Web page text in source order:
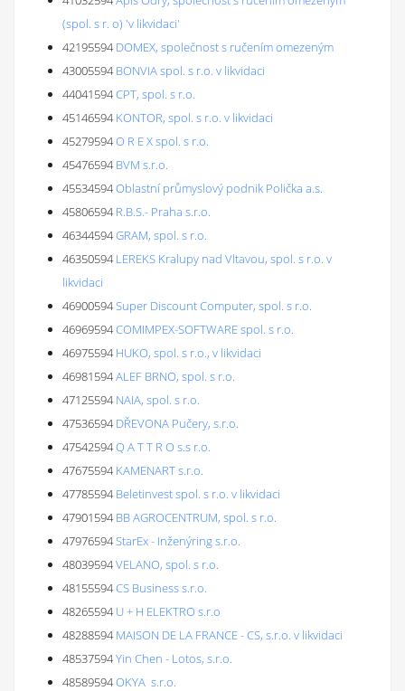
(spol. s r. o) 'v likvidaci'
42195594 DOMEX, společnost s ručením omezeným
43005594 BONVIA spol. s r.o. v likvidaci
44041594CPT, spol. s r.o.
45146594 KONTOR, spol. s r.o. v likvidaci
45279594O R E X spol. s r.o.
45476594 BVM s.r.o.
45534594Oblastní průmyslový podnik Polička a.s.
45806594 R.B.S.- Praha s.r.o.
46344594GRAM, spol. s r.o.
46350594 LEREKS Kralupy nad Vltavou, spol. s r.o. v
likvidaci
46900594Super Discount Computer, spol. s r.o.
46969594COMIMPEX-SOFTWARE spol. s r.o.
46975594 HUKO, spol. s r.o., v likvidaci
46981594ALEF BRNO, spol. s r.o.
47125594 NAIA, spol. s r.o.
47536594 DŘEVONA Pučery, s.r.o.
47542594Q A T T R O s.s r.o.
47675594 KAMENART s.r.o.
47785594 Beletinvest spol. s r.o. v likvidaci
47901594 BB AGROCENTRUM, spol. s r.o.
47976594StarEx - Inženýring s.r.o.
48039594VELANO, spol. s r.o.
48155594CS Business s.r.o.
48265594 U + H ELEKTRO s.r.o
48288594 MAISON DE LA FRANCE - CS, s.r.o. v likvidaci
48537594Yin Chen - Lotos, s.r.o.
48589594OKYA s.r.o.